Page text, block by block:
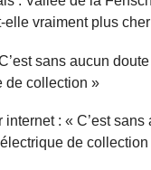
elle vraiment plus
sans aucun
de collection »
: « C’est sans
de collection